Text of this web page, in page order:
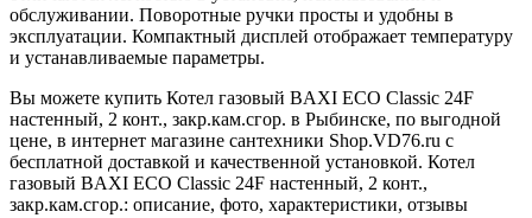
обслуживании. Поворотные ручки просты и удобны в
эксплуатации. Компактный дисплей отображает температуру
и устанавливаемые параметры.
Вы можете купить Котел газовый BAXI ECO Classic 24F
настенный, 2 конт., закр.кам.сгор. в Рыбинске, по выгодной
цене, в интернет магазине сантехники Shop.VD76.ru с
бесплатной доставкой и качественной установкой. Котел
газовый BAXI ECO Classic 24F настенный, 2 конт.,
закр.кам.сгор.: описание, фото, характеристики, отзывы